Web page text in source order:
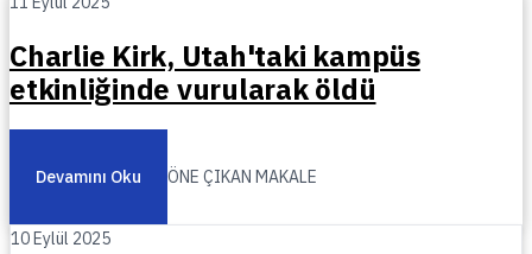
Charlie Kirk, Utah'taki kampüs
etkinliğinde vurularak öldü
Devamını Oku ÖNE ÇIKAN MAKALE
10 Eylül 2025